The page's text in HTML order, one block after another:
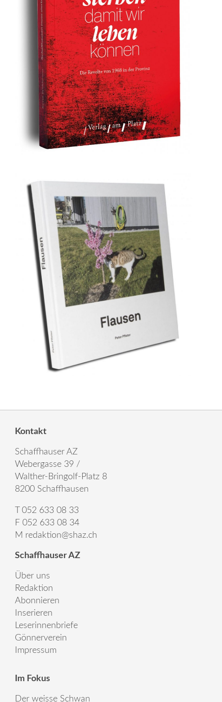
Kontakt
Schaffhauser AZ
Webergasse 39 /
Walther-Bringolf-Platz 8
8200 Schaffhausen
T 052 633 08 33
F 052 633 08 34
M redaktion@shaz.ch
Schaffhauser AZ
Über uns
Redaktion
Abonnieren
Inserieren
Leserinnenbriefe
Gönnerverein
Impressum
Im Fokus
Der weisse Schwan